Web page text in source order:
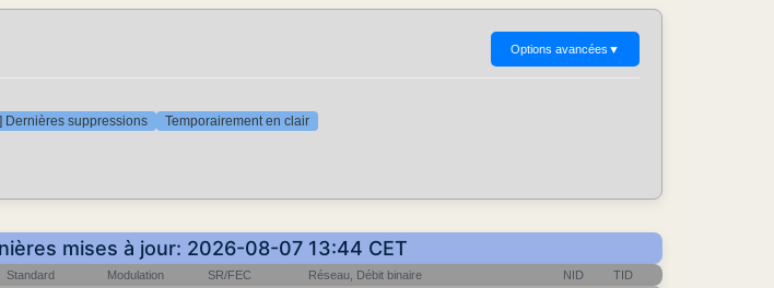
Options avancées ▼
Dernières suppressions Temporairement en clair
mises à jour: 2026-08-07 13:44 CET
Standard Modulation SR/FEC Réseau, Débit binaire NID TID